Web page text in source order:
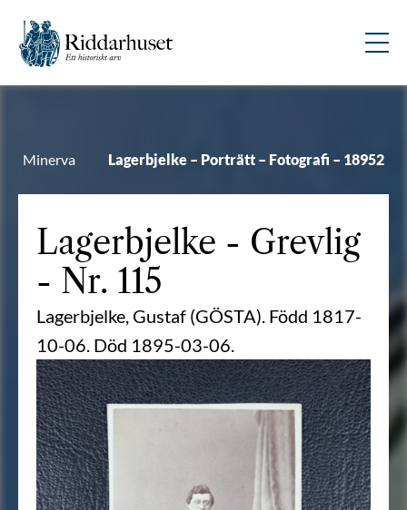
Minerva Lagerbjelke – Porträtt – Fotografi – 18952
Lagerbjelke - Grevlig
- Nr. 115
Lagerbjelke, Gustaf (GÖSTA). Född 1817-
10-06. Död 1895-03-06.